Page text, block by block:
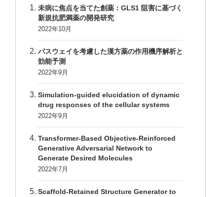
未病に焦点を当てた創薬：GLS1 阻害に基づく
新規抗肥満薬の開発研究
2022年10月
パスウェイを考慮した漢方薬の作用機序解析と
効能予測
2022年9月
Simulation-guided elucidation of dynamic
drug responses of the cellular systems
2022年9月
Transformer-Based Objective-Reinforced
Generative Adversarial Network to
Generate Desired Molecules
2022年7月
Scaffold-Retained Structure Generator to